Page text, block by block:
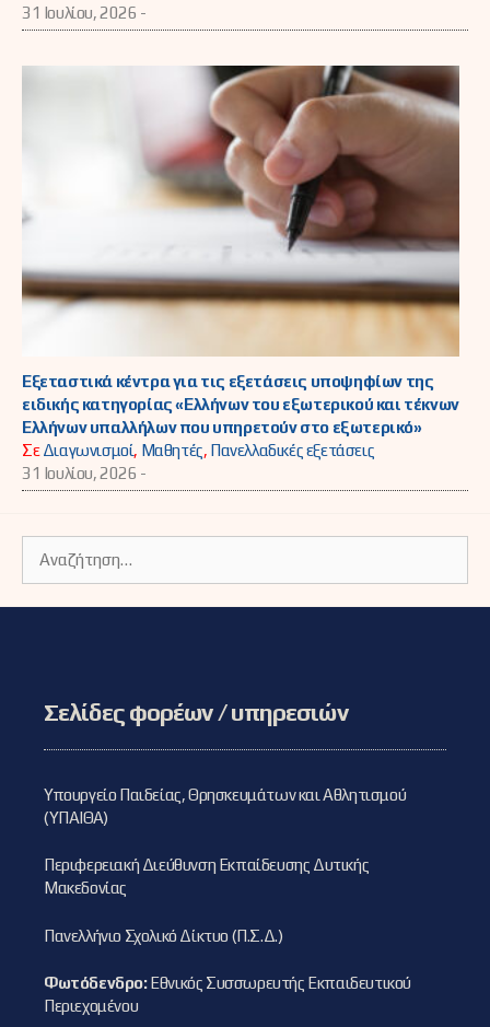
31 Ιουλίου, 2026 -
Εξεταστικά κέντρα για τις εξετάσεις υποψηφίων της
ειδικής κατηγορίας «Ελλήνων του εξωτερικού και τέκνων
Ελλήνων υπαλλήλων που υπηρετούν στο εξωτερικό»
ΣεΔιαγωνισμοί, Μαθητές, Πανελλαδικές εξετάσεις
31 Ιουλίου, 2026 -
για:
Σελίδες φορέων / υπηρεσιών
Υπουργείο Παιδείας, Θρησκευμάτων και Αθλητισμού
(ΥΠΑΙΘΑ)
Περιφερειακή Διεύθυνση Εκπαίδευσης Δυτικής
Μακεδονίας
Πανελλήνιο Σχολικό Δίκτυο (Π.Σ.Δ.)
Φωτόδενδρο:Εθνικός Συσσωρευτής Εκπαιδευτικού
Περιεχομένου